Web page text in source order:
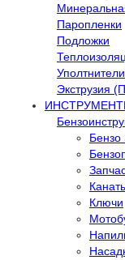
Паропленки
Подложки
Уполтнители
Экструзия
Ключи